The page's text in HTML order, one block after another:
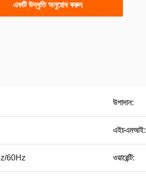
একটি উদ্ধৃতি অনুরোধ করুন
উপাদান:
এইচএমআই:
60Hz ওয়ারেন্টি: